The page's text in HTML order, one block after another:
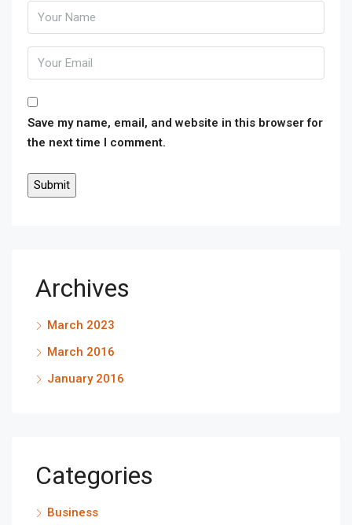
Save my name, email, and website in this browser for
the next time I comment.
Archives
March 2023
March 2016
January 2016
Categories
Business